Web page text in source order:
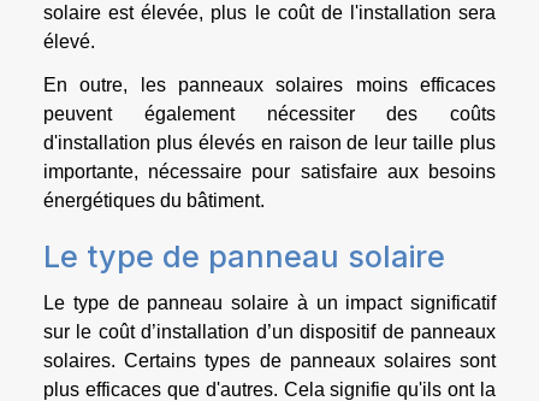
solaire est élevée, plus le coût de l'installation sera
élevé.
En outre, les panneaux solaires moins efficaces
peuvent également nécessiter des coûts
d'installation plus élevés en raison de leur taille plus
importante, nécessaire pour satisfaire aux besoins
énergétiques du bâtiment.
Le type de panneau solaire
Le type de panneau solaire à un impact significatif
sur le coût d’installation d’un dispositif de panneaux
solaires. Certains types de panneaux solaires sont
plus efficaces que d'autres. Cela signifie qu'ils ont la